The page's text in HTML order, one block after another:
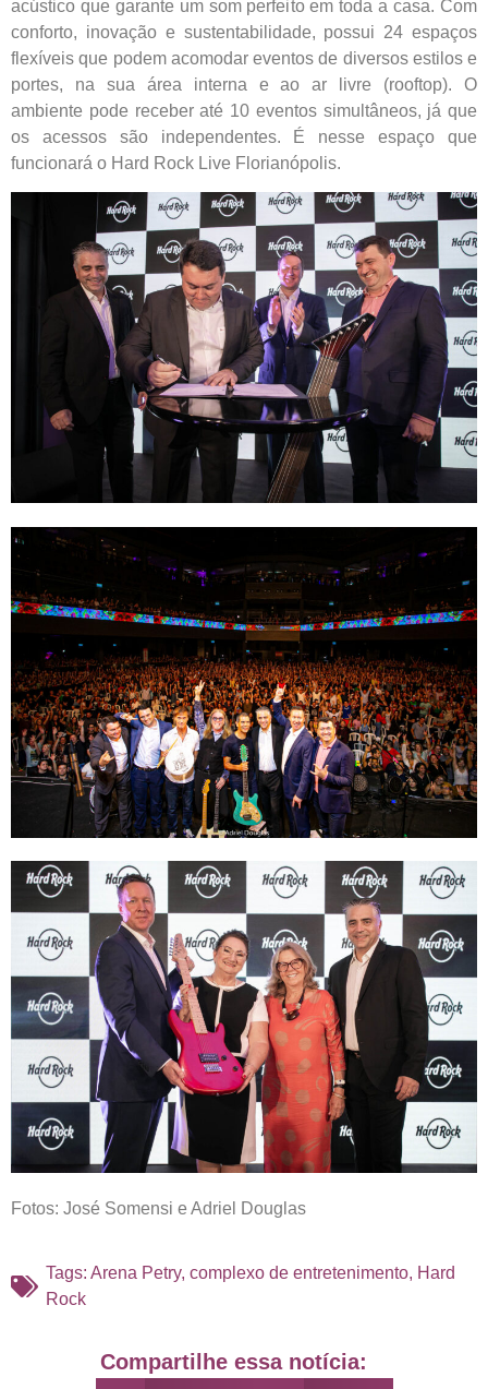
acústico que garante um som perfeito em toda a casa. Com
conforto, inovação e sustentabilidade, possui 24 espaços
flexíveis que podem acomodar eventos de diversos estilos e
portes, na sua área interna e ao ar livre (rooftop). O
ambiente pode receber até 10 eventos simultâneos, já que
os acessos são independentes. É nesse espaço que
funcionará o Hard Rock Live Florianópolis.
Fotos: José Somensi e Adriel Douglas
Tags: Arena Petry, complexo de entretenimento, Hard
Rock
Compartilhe essa notícia: